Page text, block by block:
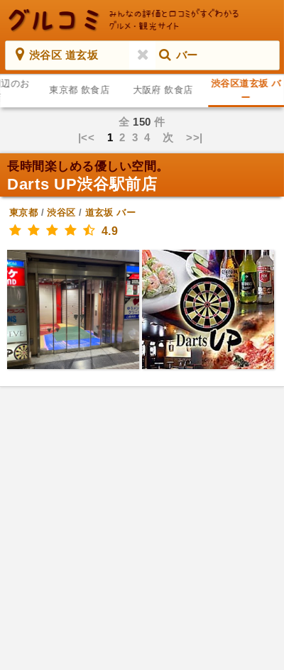
渋谷区 道玄坂 バー
のお
東京都 飲食店 大阪府 飲食店
渋谷区道玄坂 バ
ー
全 150 件
|<< 12 3 4 次 >>|
長時間楽しめる優しい空間。
Darts UP渋谷駅前店
東京都 /渋谷区 / 道玄坂 バー
4.9